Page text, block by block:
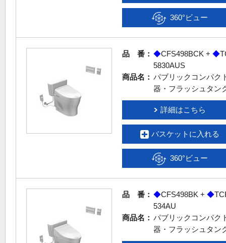
360°ビュー
品 番： ◆CFS498BCK + ◆
5830AUS
商品名： パブリックコンパク
器・フラッシュタン
詳細はこちら
バスケットに入れる
360°ビュー
品 番： ◆CFS498BK + ◆
534AU
商品名： パブリックコンパク
器・フラッシュタン